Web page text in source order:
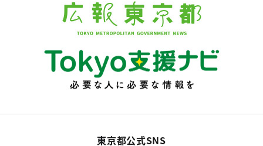
東京都公式SNS